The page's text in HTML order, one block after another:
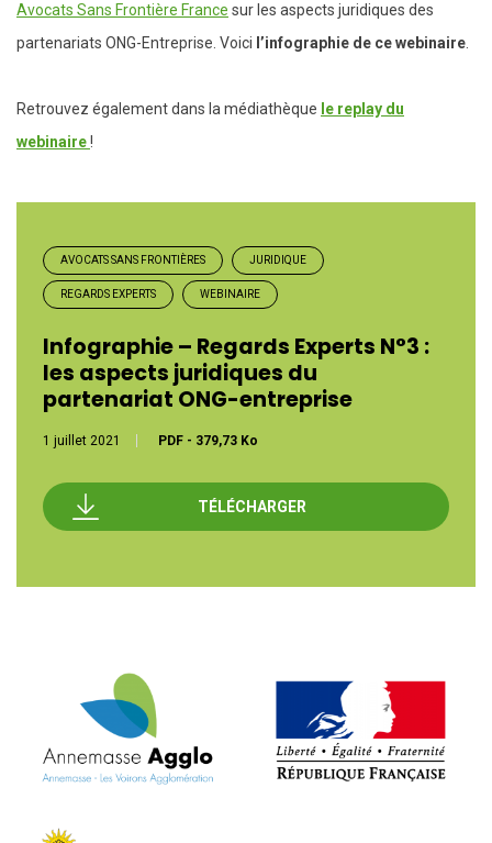
Avocats Sans Frontière France sur les aspects juridiques des
partenariats ONG-Entreprise. Voici l’infographie de ce webinaire
Retrouvez également dans la médiathèque le replay du
webinaire!
AVOCATS SANS FRONTIÈRES JURIDIQUE
REGARDS EXPERTS WEBINAIRE
Infographie – Regards Experts N°3 :
les aspects juridiques du
partenariat ONG-entreprise
1 juillet 2021 PDF - 379,73 Ko
TÉLÉCHARGER